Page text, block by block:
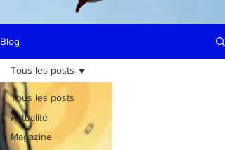
Blog
Tous les posts
Actualité
Magazine
Tous les posts